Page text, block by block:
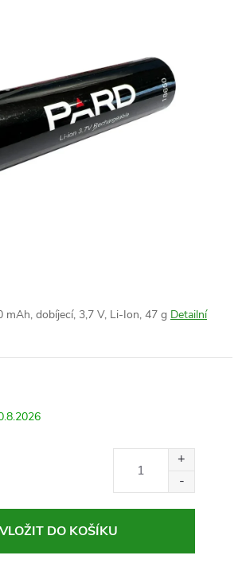
mAh, dobíjecí, 3,7 V, Li-Ion, 47 g Detailní
VLOŽIT DO KOŠÍKU